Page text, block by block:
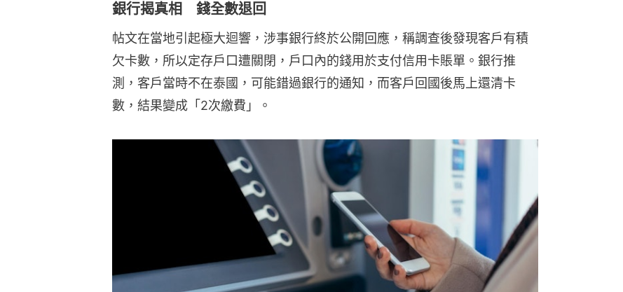
銀行揭真相 錢全數退回
帖文在當地引起極大迴響，涉事銀行終於公開回應，稱調查後發現客戶有積
欠卡數，所以定存戶口遭關閉，戶口內的錢用於支付信用卡賬單。銀行推
測，客戶當時不在泰國，可能錯過銀行的通知，而客戶回國後馬上還清卡
數，結果變成「2次繳費」。